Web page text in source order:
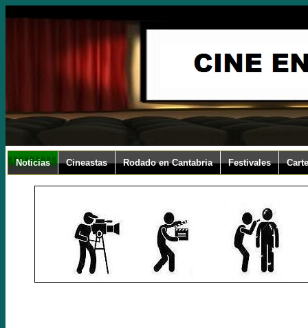
Noticias Cineastas Rodado en Cantabria Festivales